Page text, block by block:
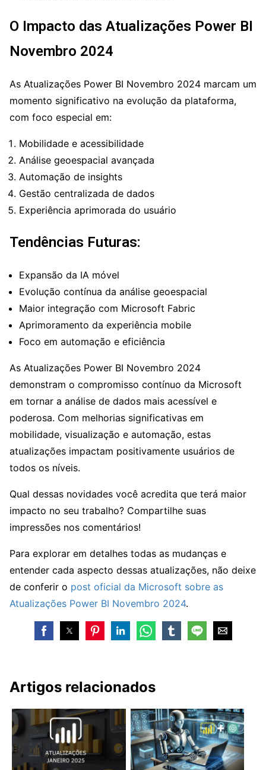
O Impacto das Atualizações Power BI
Novembro 2024
As Atualizações Power BI Novembro 2024 marcam um
momento significativo na evolução da plataforma,
com foco especial em:
Mobilidade e acessibilidade
Análise geoespacial avançada
Automação de insights
Gestão centralizada de dados
Experiência aprimorada do usuário
Tendências Futuras:
Expansão da IA móvel
Evolução contínua da análise geoespacial
Maior integração com Microsoft Fabric
Aprimoramento da experiência mobile
Foco em automação e eficiência
As Atualizações Power BI Novembro 2024
demonstram o compromisso contínuo da Microsoft
em tornar a análise de dados mais acessível e
poderosa. Com melhorias significativas em
mobilidade, visualização e automação, estas
atualizações impactam positivamente usuários de
todos os níveis.
Qual dessas novidades você acredita que terá maior
impacto no seu trabalho? Compartilhe suas
impressões nos comentários!
Para explorar em detalhes todas as mudanças e
entender cada aspecto dessas atualizações, não deixe
de conferir o post oficial da Microsoft sobre as
Atualizações Power BI Novembro 2024.
Artigos relacionados